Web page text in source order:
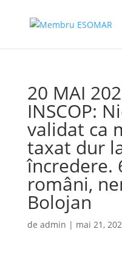
20 MAI
INSCOP:
validat ca
taxat dur
încredere.
români,
Bolojan
de admin | mai 21,